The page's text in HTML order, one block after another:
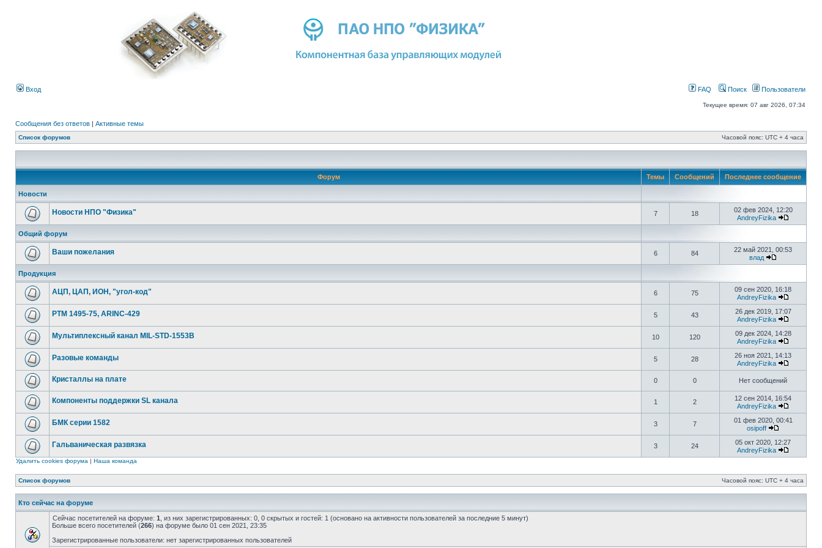
Вход FAQ Поиск Пользователи
Текущее время: 07 авг 2026, 07:34
Сообщения без ответов | Активные темы
Список форумов Часовой пояс: UTC + 4 часа
Форум Темы Сообщений Последнее сообщение
Новости
Новости НПО "Физика" 7 18
02 фев 2024, 12:20
AndreyFizika
Общий форум
Ваши пожелания 6 84
22 май 2021, 00:53
влад
Продукция
АЦП, ЦАП, ИОН, "угол-код" 6 75
09 сен 2020, 16:18
AndreyFizika
РТМ 1495-75, ARINC-429 5 43
26 дек 2019, 17:07
AndreyFizika
Мультиплексный канал MIL-STD-1553B 10 120
09 дек 2024, 14:28
AndreyFizika
Разовые команды 5 28
26 ноя 2021, 14:13
AndreyFizika
Кристаллы на плате 0 0 Нет сообщений
Компоненты поддержки SL канала 1 2
12 сен 2014, 16:54
AndreyFizika
БМК серии 1582 3 7
01 фев 2020, 00:41
osipoff
Гальваническая развязка 3 24
05 окт 2020, 12:27
AndreyFizika
Удалить cookies форума | Наша команда
Список форумов Часовой пояс: UTC + 4 часа
Кто сейчас на форуме
Сейчас посетителей на форуме: 1 , из них зарегистрированных: 0, 0 скрытых и гостей: 1 (основано на активности пользователей за последние 5 минут)
Больше всего посетителей (266) на форуме было 01 сен 2021, 23:35
Зарегистрированные пользователи: нет зарегистрированных пользователей